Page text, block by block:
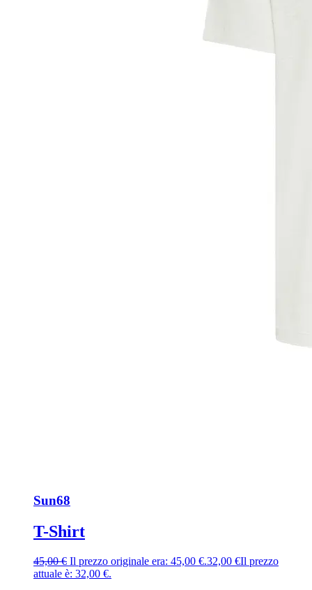
Sun68
T-Shirt
45,00€ Il prezzo originale era: 45,00 €.32,00 €Il prezzo
attuale è: 32,00 €.